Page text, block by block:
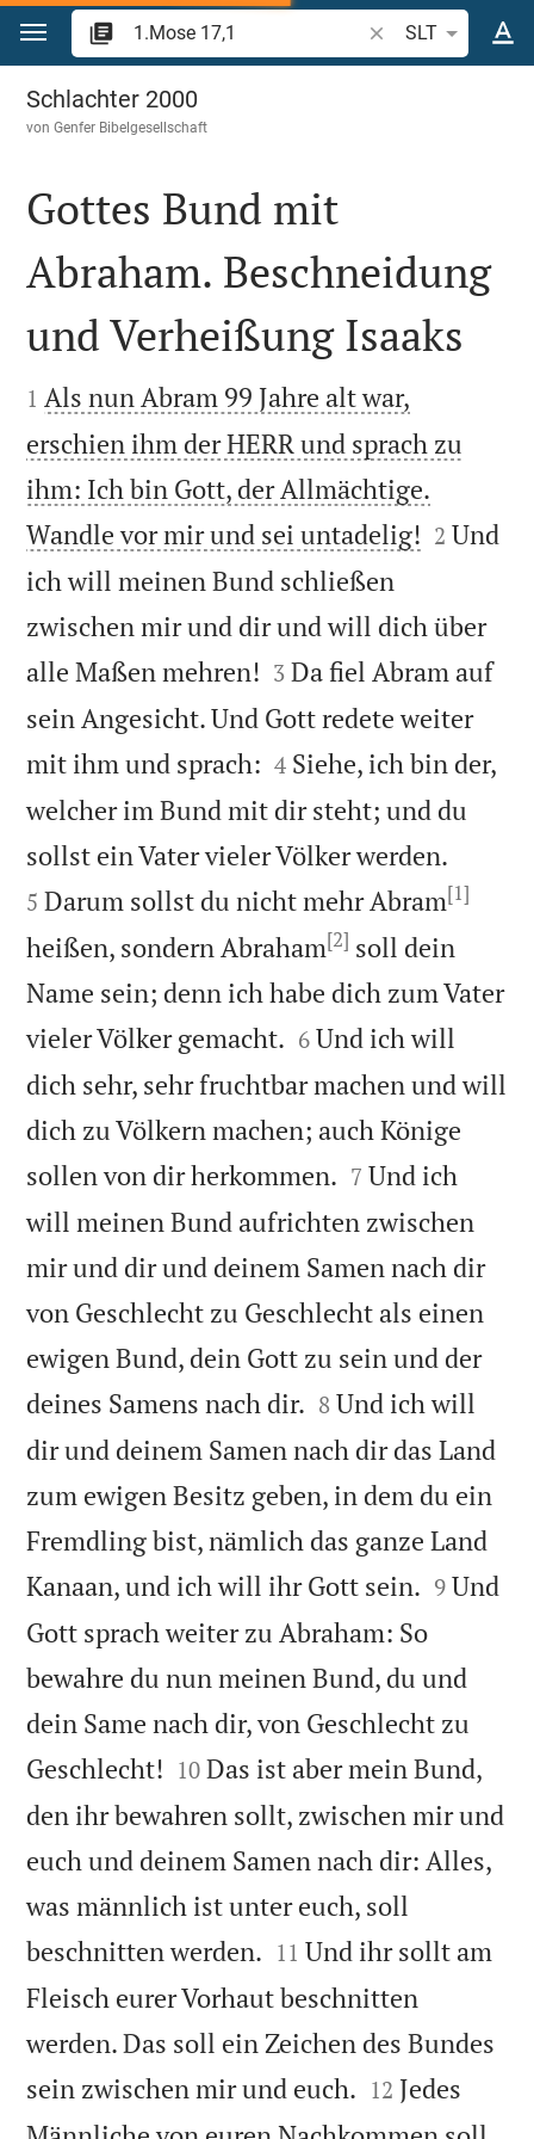
Zum Inhalt springen
Bibelstelle oder
SLT
1.Mose 17
Schlachter 2000
vonGenfer Bibelgesellschaft

Gottes Bund mit
Abraham. Beschneidung
und Verheißung Isaaks

1 Als nun Abram 99 Jahre alt war,
erschien ihm der HERR und sprach zu
ihm: Ich bin Gott, der Allmächtige.
Wandle vor mir und sei untadelig! 

2 Und
ich will meinen Bund schließen
zwischen mir und dir und will dich über
alle Maßen mehren! 

3 Da fiel Abram auf
sein Angesicht. Und Gott redete weiter
mit ihm und sprach: 

4 Siehe, ich bin der,
welcher im Bund mit dir steht; und du
sollst ein Vater vieler Völker werden.
5 Darum sollst du nicht mehr Abram[1]
heißen, sondern Abraham[2] soll dein
Name sein; denn ich habe dich zum Vater
vieler Völker gemacht. 

6 Und ich will
dich sehr, sehr fruchtbar machen und will
dich zu Völkern machen; auch Könige
sollen von dir herkommen. 

7 Und ich
will meinen Bund aufrichten zwischen
mir und dir und deinem Samen nach dir
von Geschlecht zu Geschlecht als einen
ewigen Bund, dein Gott zu sein und der
deines Samens nach dir. 

8 Und ich will
dir und deinem Samen nach dir das Land
zum ewigen Besitz geben, in dem du ein
Fremdling bist, nämlich das ganze Land
Kanaan, und ich will ihr Gott sein. 

9 Und
Gott sprach weiter zu Abraham: So
bewahre du nun meinen Bund, du und
dein Same nach dir, von Geschlecht zu
Geschlecht! 

10 Das ist aber mein Bund,
den ihr bewahren sollt, zwischen mir und
euch und deinem Samen nach dir: Alles,
was männlich ist unter euch, soll
beschnitten werden. 

11 Und ihr sollt am
Fleisch eurer Vorhaut beschnitten
werden. Das soll ein Zeichen des Bundes
sein zwischen mir und euch. 

12 Jedes